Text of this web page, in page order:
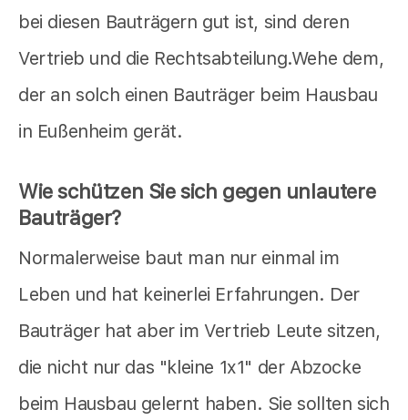
bei diesen Bauträgern gut ist, sind deren
Vertrieb und die Rechtsabteilung.Wehe dem,
der an solch einen Bauträger beim Hausbau
in Eußenheim gerät.
Wie schützen Sie sich gegen unlautere
Bauträger?
Normalerweise baut man nur einmal im
Leben und hat keinerlei Erfahrungen. Der
Bauträger hat aber im Vertrieb Leute sitzen,
die nicht nur das "kleine 1x1" der Abzocke
beim Hausbau gelernt haben. Sie sollten sich